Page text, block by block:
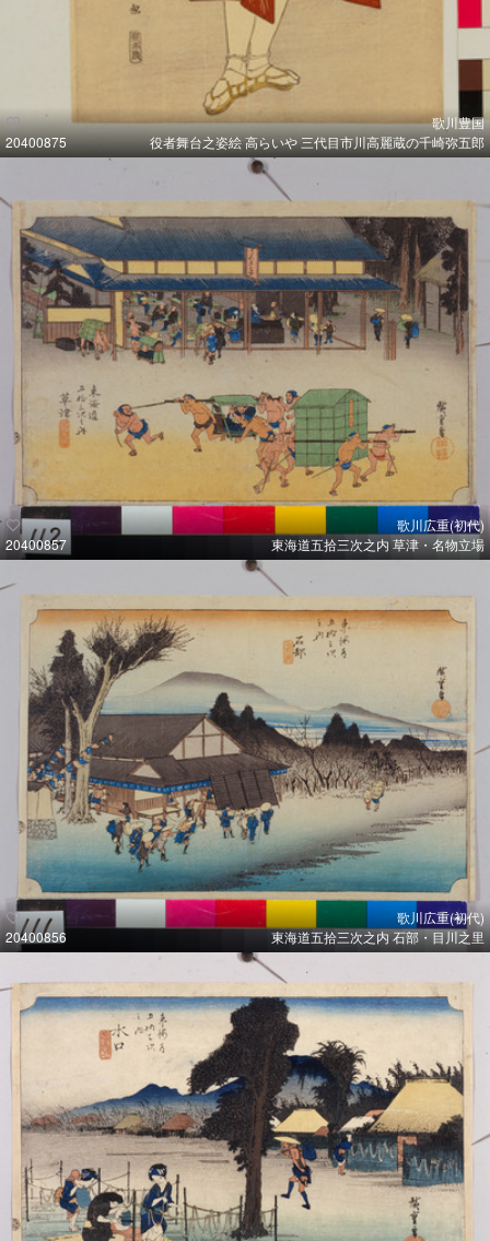
20400875
歌川豊国
役者舞台之姿絵 高らいや 三代目市川高麗蔵の千崎弥五郎
20400857
歌川広重(初代)
東海道五拾三次之内 草津・名物立場
20400856
歌川広重(初代)
東海道五拾三次之内 石部・目川之里